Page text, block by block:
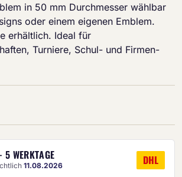
in 50 mm Durchmesser wählbar
oder einem eigenen Emblem.
erhältlich. Ideal für
Turniere, Schul- und Firmen-
5 WERKTAGE
11.08.2026 DHL